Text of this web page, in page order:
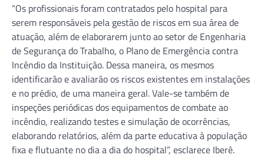
“Os profissionais foram contratados pelo hospital para
serem responsáveis pela gestão de riscos em sua área de
atuação, além de elaborarem junto ao setor de Engenharia
de Segurança do Trabalho, o Plano de Emergência contra
Incêndio da Instituição. Dessa maneira, os mesmos
identificarão e avaliarão os riscos existentes em instalações
e no prédio, de uma maneira geral. Vale-se também de
inspeções periódicas dos equipamentos de combate ao
incêndio, realizando testes e simulação de ocorrências,
elaborando relatórios, além da parte educativa à população
fixa e flutuante no dia a dia do hospital”, esclarece Iberê.